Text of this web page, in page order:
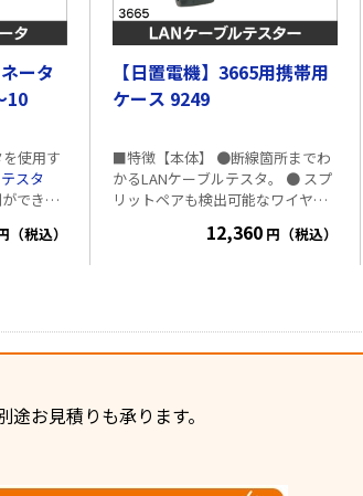
ータ
10
使用す
スタ
できる
（税込）
【日置電機】3665用携帯用
ケース 9249
■特徴【本体】 ●断線箇所までわ
かるLANケーブルテスタ。 ● スプ
リットペアも検出可能なワイヤマ
きるケーブル長測定。 ● 各ケーブ
ケーブル、特性インピーダンス100
Ω、シールド付き／シールドな
12,360 円（税込）
お見積りも承ります。